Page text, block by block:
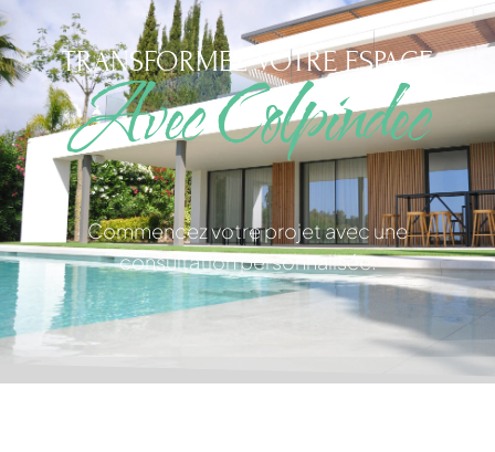
TRANSFORMEZ VOTRE ESPACE
Avec Colpindec
Commencez votre projet avec une
consultation personnalisée.